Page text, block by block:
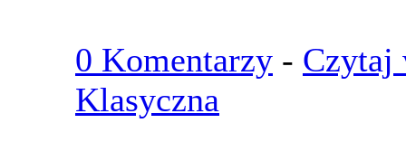
0 Komentarzy - Czytaj
Klasyczna